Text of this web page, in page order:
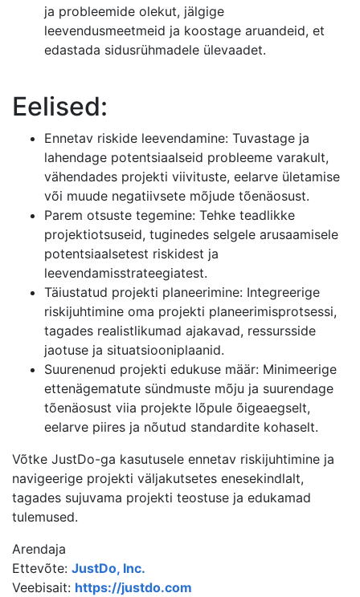
ja probleemide olekut, jälgige
leevendusmeetmeid ja koostage aruandeid, et
edastada sidusrühmadele ülevaadet.
Eelised:
Ennetav riskide leevendamine: Tuvastage ja
lahendage potentsiaalseid probleeme varakult,
vähendades projekti viivituste, eelarve ületamise
või muude negatiivsete mõjude tõenäosust.
Parem otsuste tegemine: Tehke teadlikke
projektiotsuseid, tuginedes selgele arusaamisele
potentsiaalsetest riskidest ja
leevendamisstrateegiatest.
Täiustatud projekti planeerimine: Integreerige
riskijuhtimine oma projekti planeerimisprotsessi,
tagades realistlikumad ajakavad, ressursside
jaotuse ja situatsiooniplaanid.
Suurenenud projekti edukuse määr: Minimeerige
ettenägematute sündmuste mõju ja suurendage
tõenäosust viia projekte lõpule õigeaegselt,
eelarve piires ja nõutud standardite kohaselt.
Võtke JustDo-ga kasutusele ennetav riskijuhtimine ja
navigeerige projekti väljakutsetes enesekindlalt,
tagades sujuvama projekti teostuse ja edukamad
tulemused.
Arendaja
Ettevõte: JustDo, Inc.
Veebisait: https://justdo.com